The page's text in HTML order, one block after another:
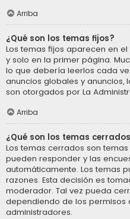
Arriba
¿Qué son los temas fijos?
Los temas fijos aparecen en
y solo en la primer página.
lo que debería leerlos cada
anuncios globales y anuncios,
son otorgados por La
Arriba
¿Qué son los temas
Los temas cerrados son
pueden responder y las
automáticamente. Los temas
razones. Esta decisión es
moderador. Tal vez pueda
dependiendo de los permisos
administradores.